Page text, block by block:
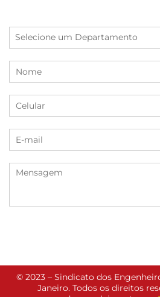
© 2023 – Sindicato dos
Janeiro. Todos os direitos